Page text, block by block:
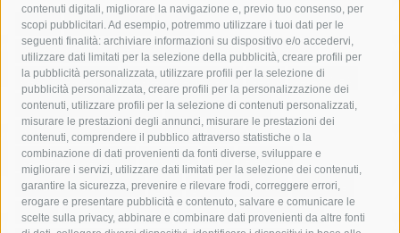
contenuti digitali, migliorare la navigazione e, previo tuo consenso, per
scopi pubblicitari. Ad esempio, potremmo utilizzare i tuoi dati per le
seguenti finalità: archiviare informazioni su dispositivo e/o accedervi,
utilizzare dati limitati per la selezione della pubblicità, creare profili per
la pubblicità personalizzata, utilizzare profili per la selezione di
pubblicità personalizzata, creare profili per la personalizzazione dei
contenuti, utilizzare profili per la selezione di contenuti personalizzati,
misurare le prestazioni degli annunci, misurare le prestazioni dei
contenuti, comprendere il pubblico attraverso statistiche o la
combinazione di dati provenienti da fonti diverse, sviluppare e
migliorare i servizi, utilizzare dati limitati per la selezione dei contenuti,
garantire la sicurezza, prevenire e rilevare frodi, correggere errori,
erogare e presentare pubblicità e contenuto, salvare e comunicare le
scelte sulla privacy, abbinare e combinare dati provenienti da altre fonti
acqua allerta meteo
anas
area marina protetta di punta campanella
arresto
Asl Napoli 3 sud
capitaneria di porto capri
carabinieri
castellammare di stabia
circumvesuviana
comune di sorrento
concerto
contagi
costiera amalfitana
covid-19 eav
elezioni
fondazione sorrento
gori guardia costiera
incidente
lavori
lorenzo balducelli mare
massa lubrense